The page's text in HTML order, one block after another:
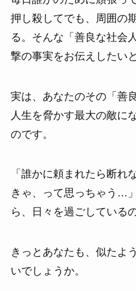
押し殺してでも、周囲の
る。そんな「善良な社会
撃の事実をお伝えしたい
実は、あなたのその「善
人生を脅かす最大の敵に
のです。
「誰かに頼まれたら断
きゃ、って思っちゃう…
ら、日々を過ごしている
きっとあなたも、似たよ
いでしょうか。